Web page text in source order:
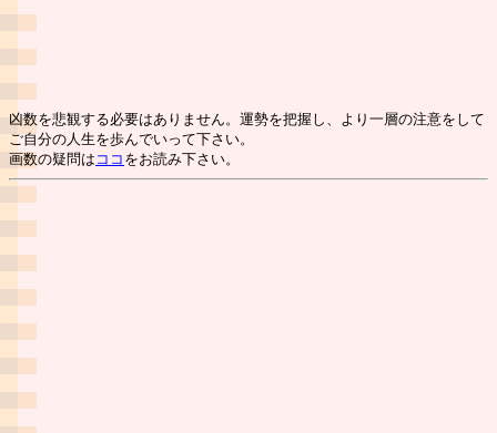
凶数を悲観する必要はありません。運勢を把握し、より一層の注意をして
ご自分の人生を歩んでいって下さい。
画数の疑問は ココ をお読み下さい。